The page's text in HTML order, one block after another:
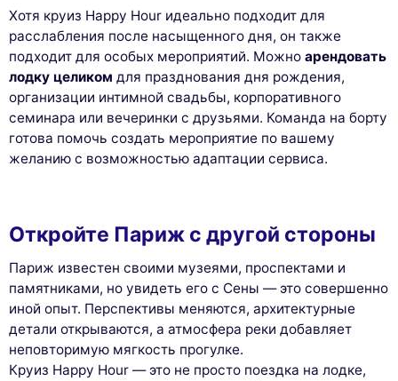
Хотя круиз Happy Hour идеально подходит для
расслабления после насыщенного дня, он также
подходит для особых мероприятий. Можно арендовать
лодку целиком для празднования дня рождения,
организации интимной свадьбы, корпоративного
семинара или вечеринки с друзьями. Команда на борту
готова помочь создать мероприятие по вашему
желанию с возможностью адаптации сервиса.
Откройте Париж с другой стороны
Париж известен своими музеями, проспектами и
памятниками, но увидеть его с Сены — это совершенно
иной опыт. Перспективы меняются, архитектурные
детали открываются, а атмосфера реки добавляет
неповторимую мягкость прогулке.
Круиз Happy Hour — это не просто поездка на лодке,